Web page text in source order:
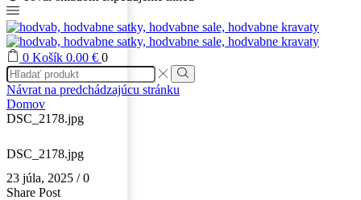
0 Košík 0.00 € 0
Search
input
Search
Návrat na predchádzajúcu stránku
Domov
DSC_2178.jpg
DSC_2178.jpg
23 júla, 2025 / 0
Share Post